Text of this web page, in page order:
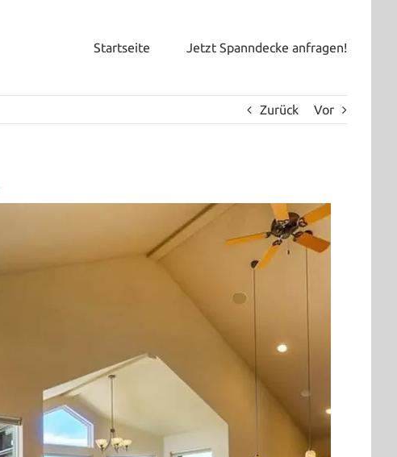
Startseite Jetzt Spanndecke anfragen!
Zurück Vor